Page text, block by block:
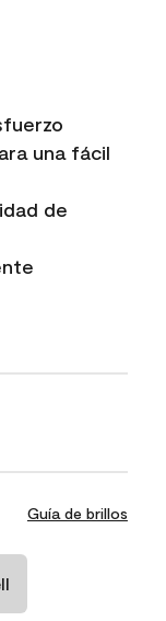
una fácil
de
Guía de brillos